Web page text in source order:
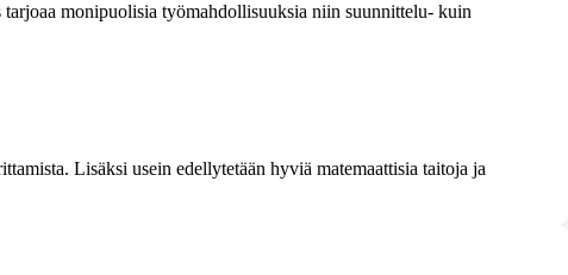
monipuolisia työmahdollisuuksia niin suunnittelu- kuin
Lisäksi usein edellytetään hyviä matemaattisia taitoja ja